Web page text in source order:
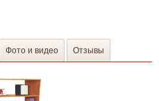
Фото и видео Отзывы